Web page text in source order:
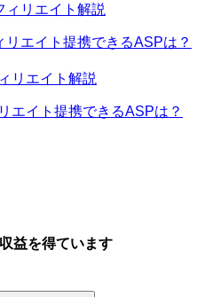
リエイト提携できるASPは？
エイト提携できるASPは？
益を得ています